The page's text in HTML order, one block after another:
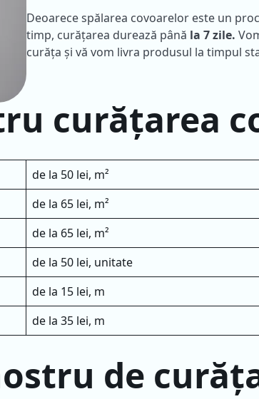
Deoarece spălarea covoarelor este un
timp, curățarea durează până la 7 zile.
curăța și vă vom livra produsul la timpul
curățarea
de la 50 lei, m²
de la 65 lei, m²
de la 65 lei, m²
de la 50 lei, unitate
de la 15 lei, m
de la 35 lei, m
de